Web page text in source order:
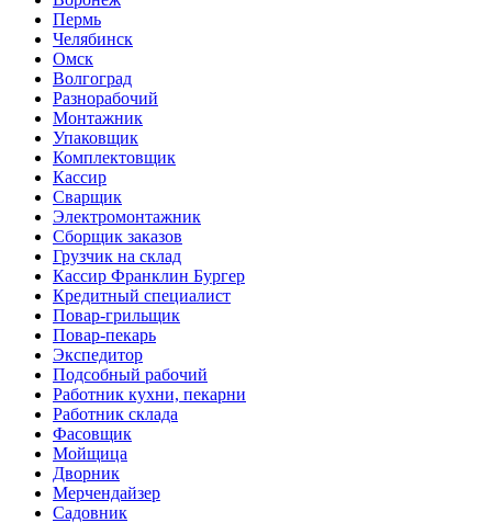
Пермь
Челябинск
Омск
Волгоград
Разнорабочий
Монтажник
Упаковщик
Комплектовщик
Кассир
Сварщик
Электромонтажник
Сборщик заказов
Грузчик на склад
Кассир Франклин Бургер
Кредитный специалист
Повар-грильщик
Повар-пекарь
Экспедитор
Подсобный рабочий
Работник кухни, пекарни
Работник склада
Фасовщик
Мойщица
Дворник
Мерчендайзер
Садовник